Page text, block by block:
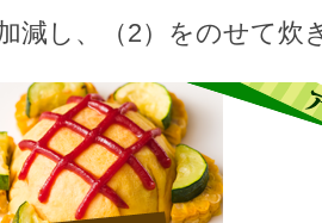
減し、（2）をのせて炊